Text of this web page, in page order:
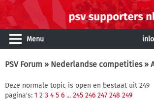
Menu
PSV Forum » Nederlandse competities»
Deze normale topic is open en bestaat uit 249
pagina's: 1 2 3 4 5 6 ... 245 246 247 248 249